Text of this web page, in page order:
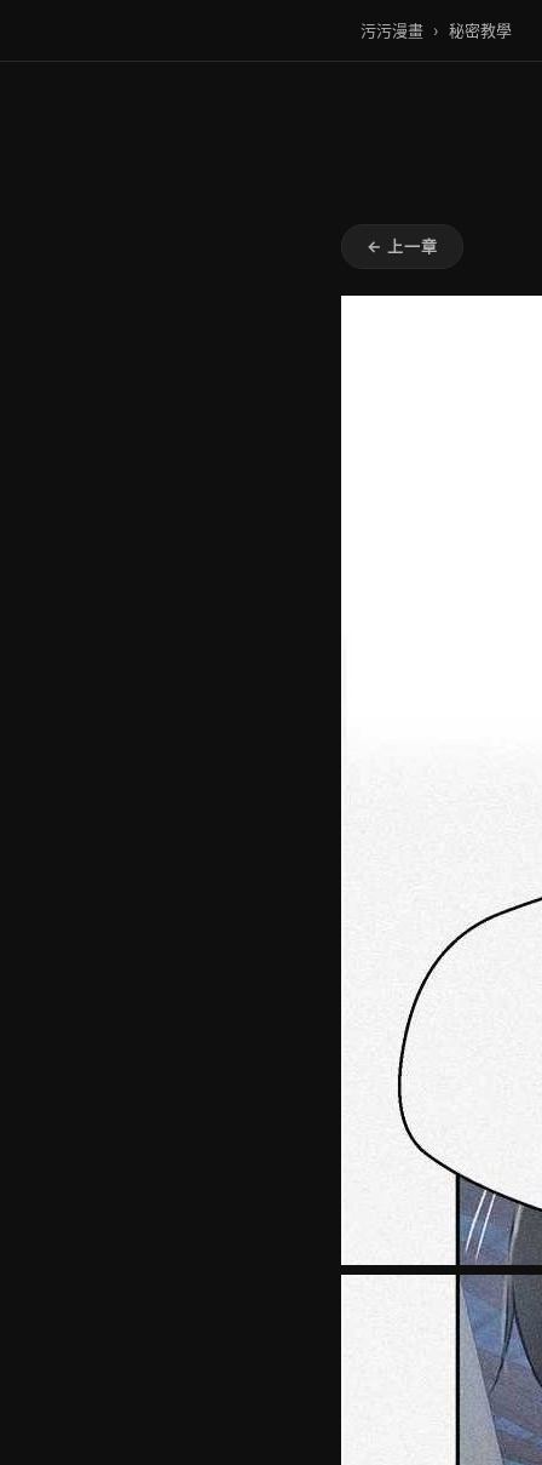
污污漫畫 › 秘密教學
← 上一章